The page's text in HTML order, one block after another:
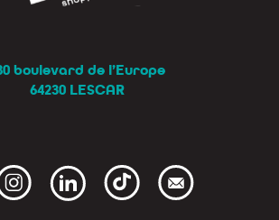
boulevard de l’Europe
64230 LESCAR